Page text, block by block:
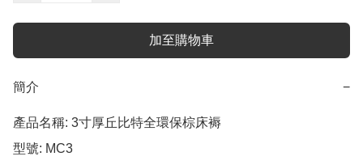
加至購物車
簡介 −
產品名稱: 3寸厚丘比特全環保棕床褥
型號: MC3